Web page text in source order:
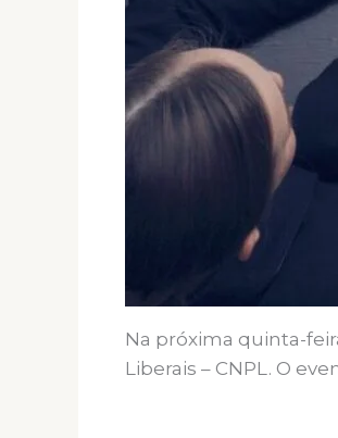
Na próxima quinta-
Liberais – CNPL. O